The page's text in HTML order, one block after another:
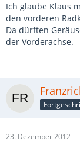
Ich glaube Klaus
den vorderen
Da dürften
der Vorderachse.
23. Dezember 2012